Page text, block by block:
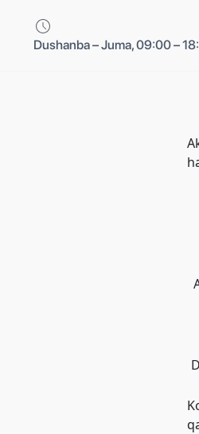
Dushanba – Juma, 09:00 –